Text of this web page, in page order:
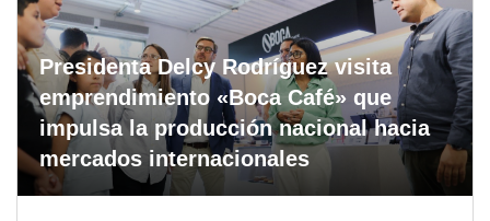
Presidenta Delcy Rodríguez visita
emprendimiento «Boca Café» que
impulsa la producción nacional hacia
mercados internacionales